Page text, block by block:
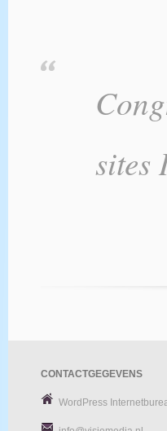
sites
CONTACTGEGEVENS
WordPress